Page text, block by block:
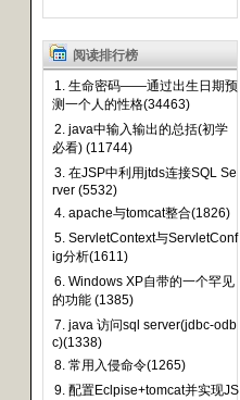
阅读排行榜
1. 生命密码——通过出生日期预
测一个人的性格(34463)
2. java中输入输出的总括(初学
必看) (11744)
3. 在JSP中利用jtds连接SQL Se
rver (5532)
4. apache与tomcat整合(1826)
5. ServletContext与ServletConf
ig分析(1611)
6. Windows XP自带的一个罕见
的功能 (1385)
7. java 访问sql server(jdbc-odb
c)(1338)
8. 常用入侵命令(1265)
9. 配置Eclpise+tomcat并实现JS